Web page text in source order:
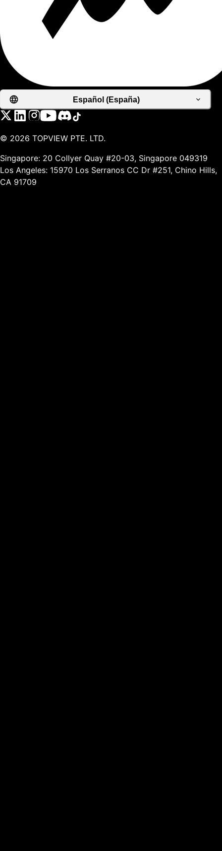
Español (España)
© 2026 TOPVIEW PTE. LTD.
Singapore: 20 Collyer Quay #20-03, Singapore 049319
Los Angeles: 15970 Los Serranos CC Dr #251, Chino Hills,
CA 91709